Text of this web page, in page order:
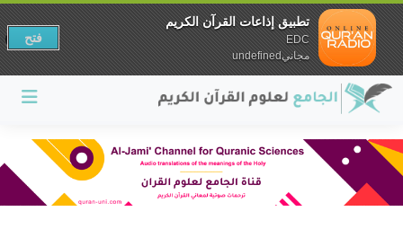
تطبيق إذاعات القرآن الكريم
EDC
مجانيundefined
فتح